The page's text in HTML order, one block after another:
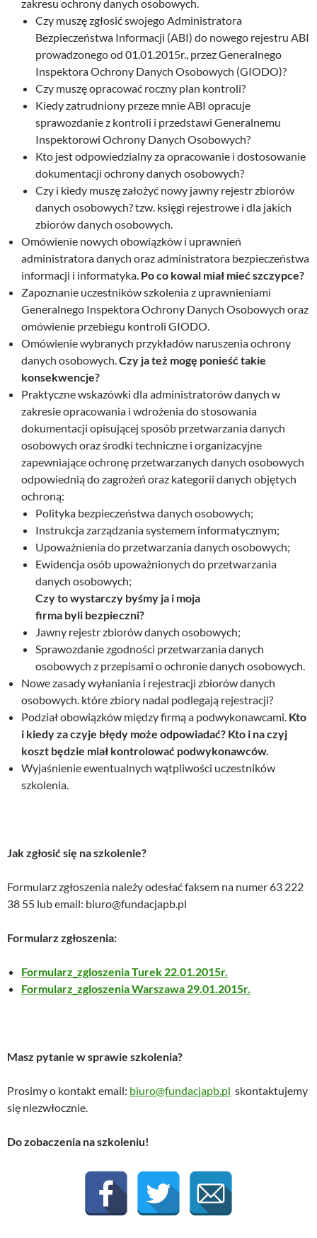
zakresu ochrony danych osobowych.
Czy muszę zgłosić swojego Administratora
Bezpieczeństwa Informacji (ABI) do nowego rejestru ABI
prowadzonego od 01.01.2015r., przez Generalnego
Inspektora Ochrony Danych Osobowych (GIODO)?
Czy muszę opracować roczny plan kontroli?
Kiedy zatrudniony przeze mnie ABI opracuje
sprawozdanie z kontroli i przedstawi Generalnemu
Inspektorowi Ochrony Danych Osobowych?
Kto jest odpowiedzialny za opracowanie i dostosowanie
dokumentacji ochrony danych osobowych?
Czy i kiedy muszę założyć nowy jawny rejestr zbiorów
danych osobowych? tzw. księgi rejestrowe i dla jakich
zbiorów danych osobowych.
Omówienie nowych obowiązków i uprawnień
administratora danych oraz administratora bezpieczeństwa
informacji i informatyka. Po co kowal miał mieć szczypce?
Zapoznanie uczestników szkolenia z uprawnieniami
Generalnego Inspektora Ochrony Danych Osobowych oraz
omówienie przebiegu kontroli GIODO.
Omówienie wybranych przykładów naruszenia ochrony
danych osobowych.Czy ja też mogę ponieść takie
konsekwencje?
Praktyczne wskazówki dla administratorów danych w
zakresie opracowania i wdrożenia do stosowania
dokumentacji opisującej sposób przetwarzania danych
osobowych oraz środki techniczne i organizacyjne
zapewniające ochronę przetwarzanych danych osobowych
odpowiednią do zagrożeń oraz kategorii danych objętych
ochroną:
Polityka bezpieczeństwa danych osobowych;
Instrukcja zarządzania systemem informatycznym;
Upoważnienia do przetwarzania danych osobowych;
Ewidencja osób upoważnionych do przetwarzania
danych osobowych;
Czy to wystarczy byśmy ja i moja
firma byli bezpieczni?
Jawny rejestr zbiorów danych osobowych;
Sprawozdanie zgodności przetwarzania danych
osobowych z przepisami o ochronie danych osobowych.
Nowe zasady wyłaniania i rejestracji zbiorów danych
osobowych. które zbiory nadal podlegają rejestracji?
Podział obowiązków między firmą a podwykonawcami. Kto
i kiedy za czyje błędy może odpowiadać? Kto i na czyj
koszt będzie miał kontrolować podwykonawców.
Wyjaśnienie ewentualnych wątpliwości uczestników
szkolenia.
Jak zgłosić się na szkolenie?
Formularz zgłoszenia należy odesłać faksem na numer 63 222
38 55 lub email: biuro@fundacjapb.pl
Formularz zgłoszenia:
Formularz_zgloszenia Turek 22.01.2015r.
Formularz_zgloszenia Warszawa 29.01.2015r.
Masz pytanie w sprawie szkolenia?
Prosimy o kontakt email: biuro@fundacjapb.pl skontaktujemy
się niezwłocznie.
Do zobaczenia na szkoleniu!